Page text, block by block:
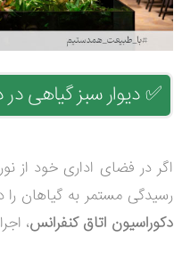
✅دیوار سبز گیاهی
اگر در فضای اداری خود از
رسیدگی مستمر به گیاهان را
دکوراسیون اتاق کنفرانس،